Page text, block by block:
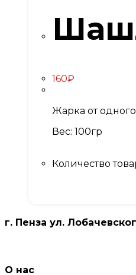
160₽
Жарка от
Вес: 100гр
Количество
г. Пенза ул.
О нас